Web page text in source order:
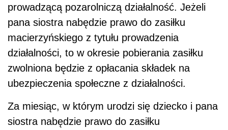
prowadzącą pozarolniczą działalność. Jeżeli
pana siostra nabędzie prawo do zasiłku
macierzyńskiego z tytułu prowadzenia
działalności, to w okresie pobierania zasiłku
zwolniona będzie z opłacania składek na
ubezpieczenia społeczne z działalności.
Za miesiąc, w którym urodzi się dziecko i pana
siostra nabędzie prawo do zasiłku